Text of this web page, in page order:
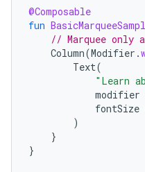
@Composable
fun
// Marquee only
Column(Modifier .
Text(
"Learn
modifier
fontSize
)
}
}